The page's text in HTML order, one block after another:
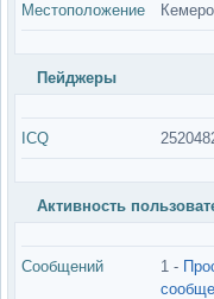
Местоположение
Пейджеры
ICQ
Активность
Сообщений 1 -